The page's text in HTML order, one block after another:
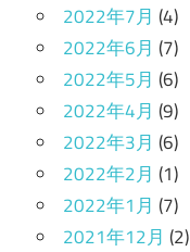
2022年7月 (4)
2022年6月 (7)
2022年5月 (6)
2022年4月 (9)
2022年3月 (6)
2022年2月 (1)
2022年1月 (7)
2021年12月 (2)